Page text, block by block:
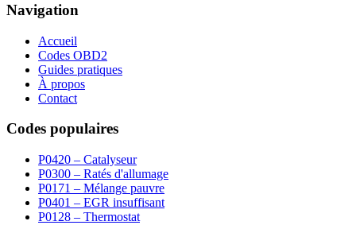
Navigation
Accueil
Codes OBD2
Guides pratiques
À propos
Contact
Codes populaires
P0420 – Catalyseur
P0300 – Ratés d'allumage
P0171 – Mélange pauvre
P0401 – EGR insuffisant
P0128 – Thermostat